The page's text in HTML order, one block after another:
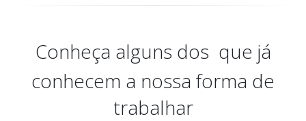
Conheça alguns dos clientes
que já
conhecem a nossa forma de
trabalhar